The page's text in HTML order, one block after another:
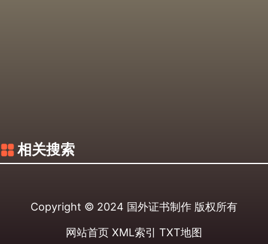
相关搜索
Copyright © 2024 国外证书制作 版权所有
网站首页 XML索引 TXT地图